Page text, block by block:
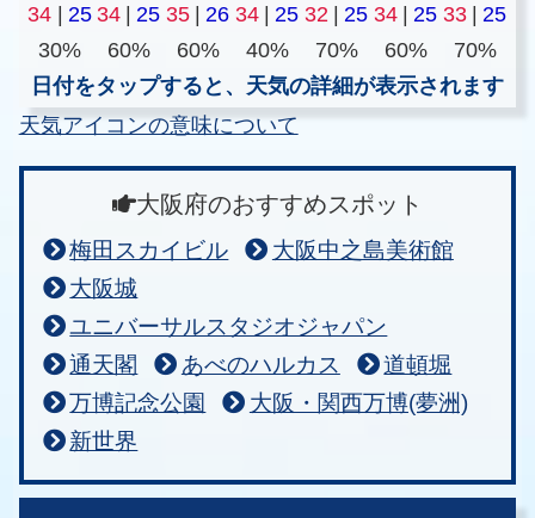
34 | 25 34 | 25 35 | 26 34 | 25 32 | 25 34 | 25 33 | 25
30%
60% 60% 40% 70% 60%
70%
日付をタップすると、天気の詳細が表示されます
天気アイコンの意味について
大阪府のおすすめスポット
梅田スカイビル
大阪中之島美術館
大阪城
ユニバーサルスタジオジャパン
通天閣
あべのハルカス
道頓堀
万博記念公園
大阪・関西万博(夢洲)
新世界